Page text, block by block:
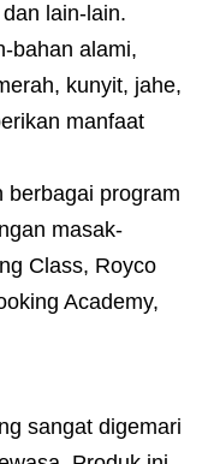
lain-lain.
bahan alami,
kunyit, jahe,
manfaat
berbagai program
masak-
Class, Royco
Academy,
sangat digemari